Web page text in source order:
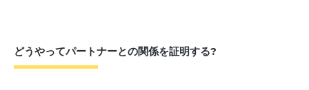
どうやってパートナーとの関係を証明する?